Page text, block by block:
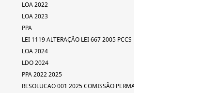
LOA 2022
LOA 2023
PPA
LEI 1119 ALTERAÇÃO LEI 667 2005 PCCS
LOA 2024
LDO 2024
PPA 2022 2025
RESOLUCAO 001 2025 COMISSÃO PERMANENTE